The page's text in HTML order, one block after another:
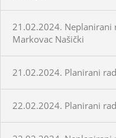
21.02.2024.
Markovac Našički
21.02.2024. Planirani
22.02.2024. Planirani